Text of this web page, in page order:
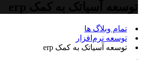
تمام وبلاگ ها
توسعه نرم‌افزار ​
توسعه آسیاتک به کمک erp